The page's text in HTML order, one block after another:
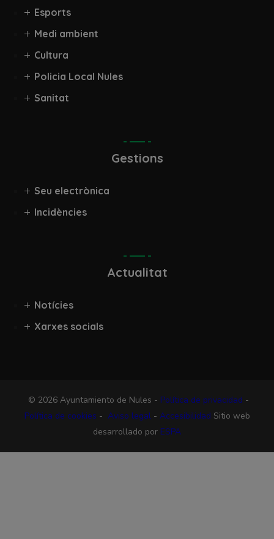
Esports
Medi ambient
Cultura
Policia Local Nules
Sanitat
Gestions
Seu electrònica
Incidències
Actualitat
Notícies
Xarxes socials
© 2026 Ayuntamiento de Nules - Política de privacidad -
Política de cookies - Aviso legal- Accesibilidad Sitio web
desarrollado por ESPA